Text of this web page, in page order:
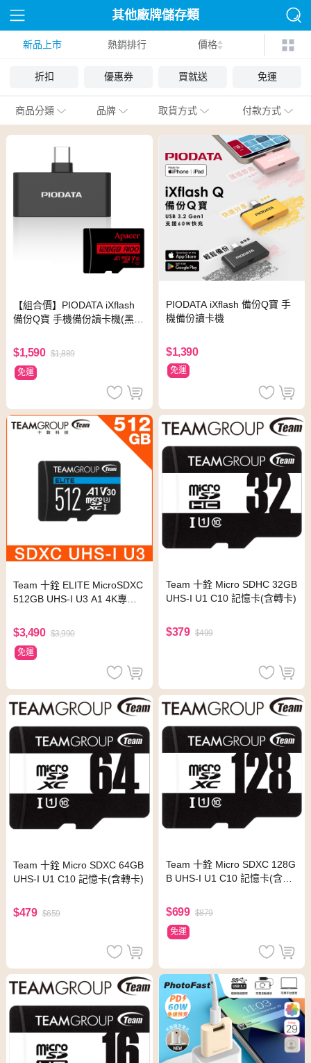
其他廠牌儲存類
新品上市 熱銷排行 價格
折扣 優惠券 買就送 免運
商品分類 品牌 取貨方式 付款方式
【組合價】PIODATA iXflash
備份Q寶 手機備份讀卡機(黑)
28GB附轉卡)
$1,590 $1,889
免運
PIODATA iXflash 備份Q寶 手
機備份讀卡機
$1,390
免運
Team 十銓 ELITE MicroSDXC
512GB UHS-I U3 A1 4K專用
$3,490 $3,990
免運
Team 十銓 Micro SDHC 32GB
UHS-I U1 C10 記憶卡(含轉卡)
$379 $499
Team 十銓 Micro SDXC 64GB
UHS-I U1 C10 記憶卡(含轉卡)
$479 $659
Team 十銓 Micro SDXC 128G
B UHS-I U1 C10 記憶卡(含轉
$699 $879
免運